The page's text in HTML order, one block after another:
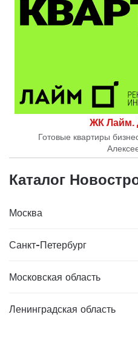
ЖК Лайм.
Готовые квартиры
Каталог
Москва
Санкт-Петербург
Московская область
Ленинградская область